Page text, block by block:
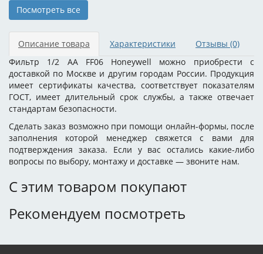
Посмотреть все
Описание товара Характеристики Отзывы (0)
Фильтр 1/2 AA FF06 Honeywell можно приобрести с
доставкой по Москве и другим городам России. Продукция
имеет сертификаты качества, соответствует показателям
ГОСТ, имеет длительный срок службы, а также отвечает
стандартам безопасности.
Сделать заказ возможно при помощи онлайн-формы, после
заполнения которой менеджер свяжется с вами для
подтверждения заказа. Если у вас остались какие-либо
вопросы по выбору, монтажу и доставке — звоните нам.
С этим товаром покупают
Рекомендуем посмотреть